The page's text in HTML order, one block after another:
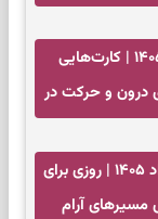
فال تاروت امروز جمعه ۱۶ مرداد ۱۴۰۵ | کارت‌هایی
درون و حرکت در
فال سرنوشت امروز جمعه ۱۶ مرداد ۱۴۰۵ | روزی برای
آرام